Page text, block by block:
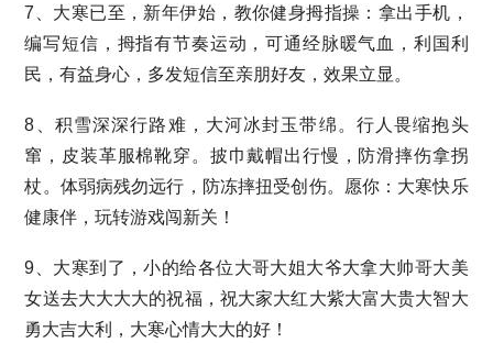
7、大寒已至，新年伊始，教你健身拇指操：拿出手机，
编写短信，拇指有节奏运动，可通经脉暖气血，利国利
民，有益身心，多发短信至亲朋好友，效果立显。
8、积雪深深行路难，大河冰封玉带绵。行人畏缩抱头
窜，皮装革服棉靴穿。披巾戴帽出行慢，防滑摔伤拿拐
杖。体弱病残勿远行，防冻摔扭受创伤。愿你：大寒快乐
健康伴，玩转游戏闯新关！
9、大寒到了，小的给各位大哥大姐大爷大拿大帅哥大美
女送去大大大大的祝福，祝大家大红大紫大富大贵大智大
勇大吉大利，大寒心情大大的好！